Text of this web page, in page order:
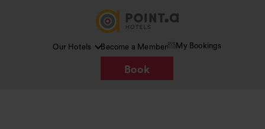
Our Hotels Become a Member My Bookings
Book